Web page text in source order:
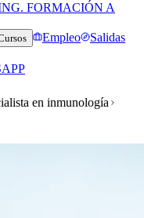
FORMACIÓN A
Empleo
Salidas
en inmunología